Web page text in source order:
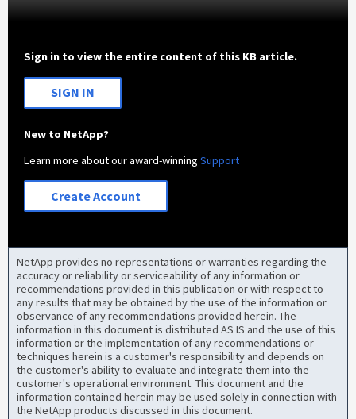
Sign in to view the entire content of this KB article.
SIGN IN
New to NetApp?
Learn more about our award-winningSupport
Create Account
NetApp provides no representations or warranties regarding the
accuracy or reliability or serviceability of any information or
recommendations provided in this publication or with respect to
any results that may be obtained by the use of the information or
observance of any recommendations provided herein. The
information in this document is distributed AS IS and the use of this
information or the implementation of any recommendations or
techniques herein is a customer's responsibility and depends on
the customer's ability to evaluate and integrate them into the
customer's operational environment. This document and the
information contained herein may be used solely in connection with
the NetApp products discussed in this document.